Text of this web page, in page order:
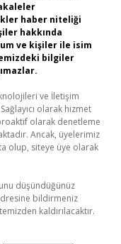
haber niteliği
hakkında
ve kişiler ile isim
bilgiler
ve İletişim
olarak hizmet
olarak denetleme
Ancak, üyelerimiz
olup, siteye üye olarak
düşündüğünüz
bildirmeniz
kaldırılacaktır.